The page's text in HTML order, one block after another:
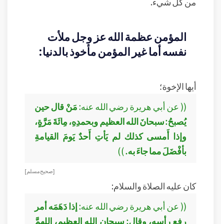
المؤمن عظمة الله عز وجل ملأت
نفسه أما غير المؤمن مأخوذ بالدنيا:
أيها الإخوة؛
(( عن أبي هريرة رضي الله عنه:مَنْ قال حين
يُصبحُ: سبحانَ الله العظيم وبحمدِهِ، مِائَةَ مَرَّةٍ،
وإذا أَمسى كذلك لم يَأتِ أَحدٌ يَومَ القيامةِ
بأفْضَلَ مما جاءَ به.))
[ صحيح مسلم ]
كان عليه الصلاة والسلام:
(( عن أبي هريرة رضي الله عنه:إذا دَهَمَه أمر
رفع رأسه، وقال: سبحان الله العظيم، اللهمَّ